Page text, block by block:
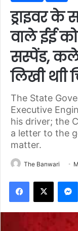
ड्राइवर के
वाले ईई
सस्पेंड,
लिखी थाी
The State
Executive
his driver; the
a letter to the
matter.
The Banwari
Facebook
X